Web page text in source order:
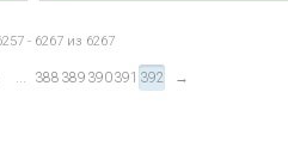
- 6267 из 6267
... 388 389 390391 392 →